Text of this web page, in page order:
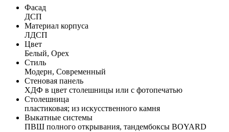
Фасад
ДСП
Материал корпуса
ЛДСП
Цвет
Белый, Орех
Стиль
Модерн, Современный
Стеновая панель
ХДФ в цвет столешницы или с фотопечатью
Столешница
пластиковая; из искусственного камня
Выкатные системы
ПВШ полного открывания, тандембоксы BOYARD